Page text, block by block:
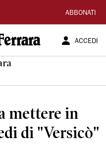
ABBONATI
ACCEDI
mettere in
di "Versicò"